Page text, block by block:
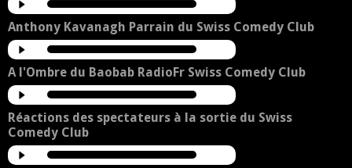
Anthony Kavanagh Parrain du Swiss Comedy Club
A l'Ombre du Baobab RadioFr Swiss Comedy Club
Réactions des spectateurs à la sortie du Swiss
Comedy Club